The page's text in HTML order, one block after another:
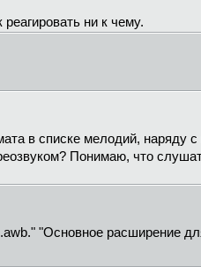
ни к чему.
в списке мелодий, наряду
Понимаю, что
"Основное расширение